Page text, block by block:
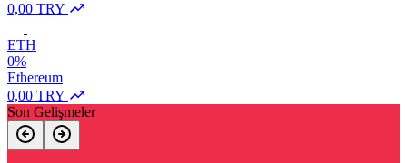
0,00 TRY
ETH
0%
Ethereum
0,00 TRY
Son Gelişmeler